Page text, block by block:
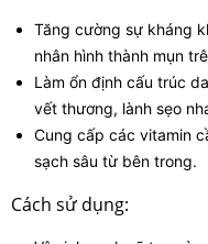
Tăng cường sự kháng
nhân hình thành mụn
Làm ổn định cấu trúc
vết thương, lành sẹo
Cung cấp các vitamin
sạch sâu từ bên trong.
Cách sử dụng: